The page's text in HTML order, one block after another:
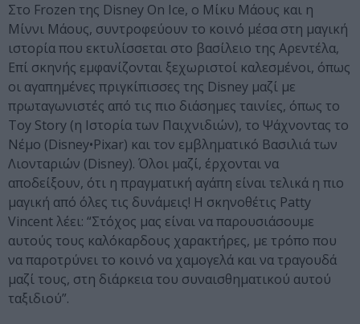
Στο Frozen της Disney On Ice, ο Μίκυ Μάους και η
Μίννι Μάους, συντροφεύουν το κοινό μέσα στη μαγική
ιστορία που εκτυλίσσεται στο βασίλειο της Αρεντέλα,
Επί σκηνής εμφανίζονται ξεχωριστοί καλεσμένοι, όπως
οι αγαπημένες πριγκίπισσες της Disney μαζί με
πρωταγωνιστές από τις πιο διάσημες ταινίες, όπως το
Toy Story (η Ιστορία των Παιχνιδιών), το Ψάχνοντας το
Νέμο (Disney•Pixar) και τον εμβληματικό Βασιλιά των
Λιονταριών (Disney). Όλοι μαζί, έρχονται να
αποδείξουν, ότι η πραγματική αγάπη είναι τελικά η πιο
μαγική από όλες τις δυνάμεις! Η σκηνοθέτις Patty
Vincent λέει: “Στόχος μας είναι να παρουσιάσουμε
αυτούς τους καλόκαρδους χαρακτήρες, με τρόπο που
να παροτρύνει το κοινό να χαμογελά και να τραγουδά
μαζί τους, στη διάρκεια του συναισθηματικού αυτού
ταξιδιού”.